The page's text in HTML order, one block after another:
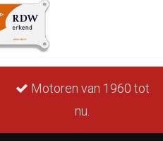
Motoren van 1960 tot
nu.